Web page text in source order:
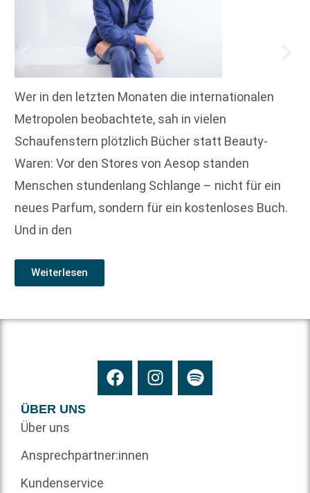
Wer in den letzten Monaten die internationalen
Metropolen beobachtete, sah in vielen
Schaufenstern plötzlich Bücher statt Beauty-
Waren: Vor den Stores von Aesop standen
Menschen stundenlang Schlange – nicht für ein
neues Parfum, sondern für ein kostenloses Buch.
Und in den
Weiterlesen
ÜBER UNS
Über uns
Ansprechpartner:innen
Kundenservice